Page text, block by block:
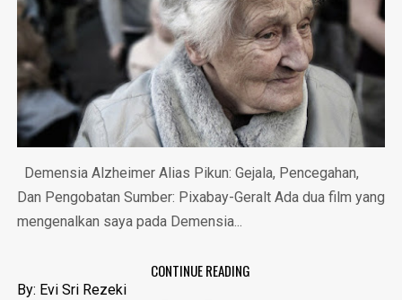
Demensia Alzheimer Alias Pikun: Gejala, Pencegahan,
Dan Pengobatan Sumber: Pixabay-Geralt Ada dua film yang
mengenalkan saya pada Demensia...
CONTINUE READING
By: Evi Sri Rezeki